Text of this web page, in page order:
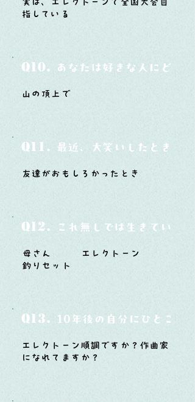
指している
Q10. あなたは好きな人にどう
山の頂上で
Q11. 最近、大笑いしたときはど
友達がおもしろかったとき
Q12. これ無しでは生きていけ
母さん エレクトーン
釣りセット
Q13. 10年後の自分にひとこと
エレクトーン順調ですか？作曲家
になれてますか？